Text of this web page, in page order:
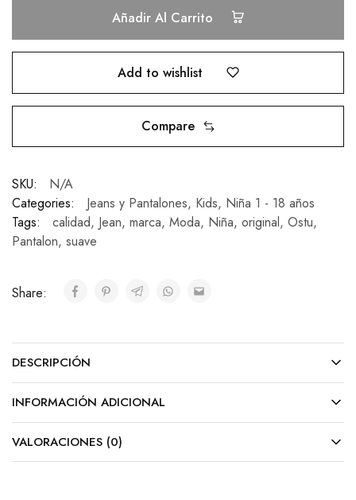
Añadir Al Carrito
Add to wishlist
Compare
SKU:
N/A
Categories:
Jeans y Pantalones, Kids, Niña 1 - 18 años
Tags:
calidad, Jean, marca, Moda, Niña, original, Ostu,
Pantalon, suave
Share:
DESCRIPCIÓN
INFORMACIÓN ADICIONAL
VALORACIONES (0)